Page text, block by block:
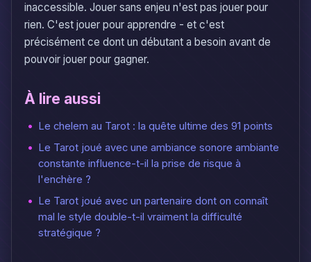
inaccessible. Jouer sans enjeu n'est pas jouer pour
rien. C'est jouer pour apprendre - et c'est
précisément ce dont un débutant a besoin avant de
pouvoir jouer pour gagner.
À lire aussi
Le chelem au Tarot : la quête ultime des 91 points
Le Tarot joué avec une ambiance sonore ambiante
constante influence-t-il la prise de risque à
l'enchère ?
Le Tarot joué avec un partenaire dont on connaît
mal le style double-t-il vraiment la difficulté
stratégique ?